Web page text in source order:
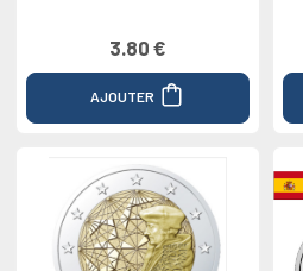
3.80 €
AJOUTER